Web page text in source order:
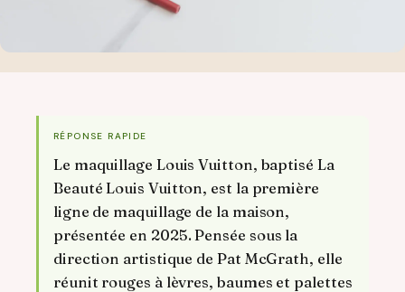
RÉPONSE RAPIDE
Le maquillage Louis Vuitton, baptisé La
Beauté Louis Vuitton, est la première
ligne de maquillage de la maison,
présentée en 2025. Pensée sous la
direction artistique de Pat McGrath, elle
réunit rouges à lèvres, baumes et palettes